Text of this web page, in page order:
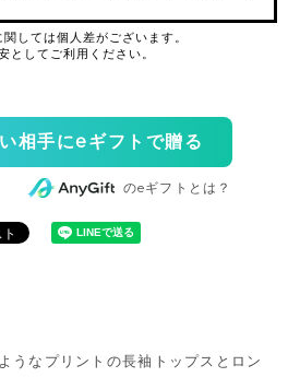
相手にeギフトで贈る
のeギフトとは？
うなプリントの長袖トップスとロン